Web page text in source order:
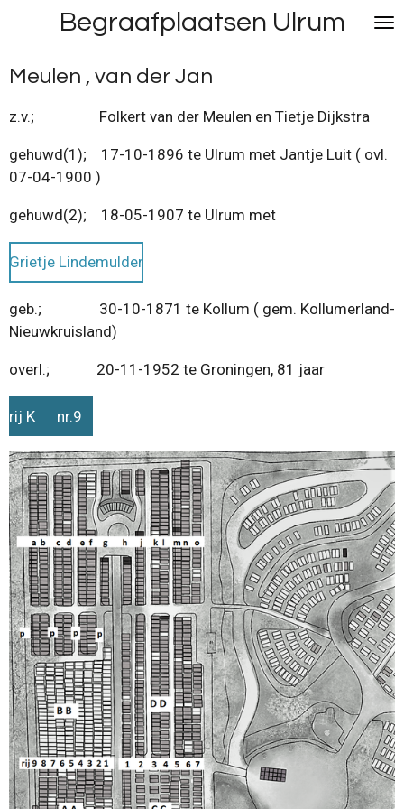
naar
de
hoofdinhoud
Begraafplaatsen Ulrum
Meulen , van der Jan
z.v.; Folkert van der Meulen en Tietje Dijkstra
gehuwd(1); 17-10-1896 te Ulrum met Jantje Luit ( ovl.
07-04-1900 )
gehuwd(2); 18-05-1907 te Ulrum met
Grietje Lindemulder
geb.; 30-10-1871 te Kollum ( gem. Kollumerland-
Nieuwkruisland)
overl.; 20-11-1952 te Groningen, 81 jaar
rij K nr.9